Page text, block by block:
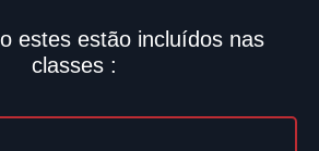
estes estão incluídos nas
classes :